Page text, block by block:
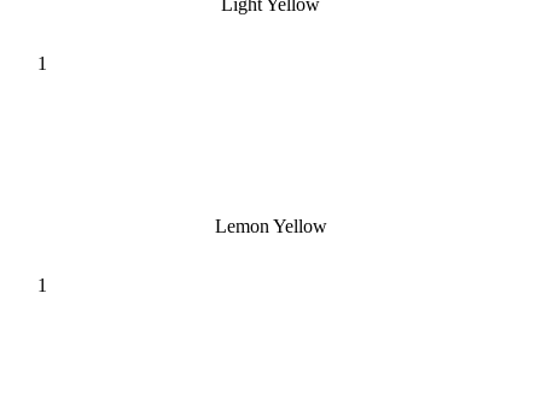
Light Yellow
Lemon Yellow